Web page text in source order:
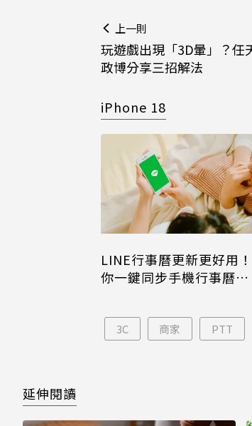
上一則
玩遊戲出現「3D暈」？任
政博分享三招解法
iPhone 18
LINE行事曆更新更好用
你一鍵同步手機行事曆
3C 商家 PTT
延伸閱讀